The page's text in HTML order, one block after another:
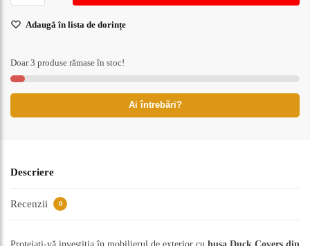
Adaugă în lista de dorințe
Doar 3 produse rămase în stoc!
Ai întrebări?
Descriere
Recenzii 0